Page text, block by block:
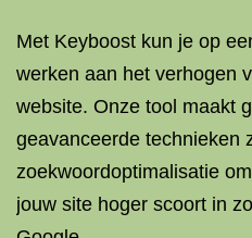
Met Keyboost kun je op
werken aan het verhogen
website. Onze tool maakt
geavanceerde technieken
zoekwoordoptimalisatie
jouw site hoger scoort in